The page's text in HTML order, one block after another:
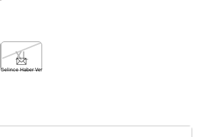
XL
Gelince Haber Ver